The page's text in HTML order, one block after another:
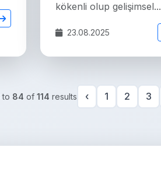
kökenli olup gelişimsel...
23.08.2025
to 84 of 114 results ‹ 1 2 3